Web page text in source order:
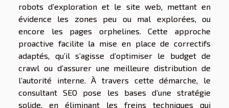
robots d’exploration et le site web, mettant en
évidence les zones peu ou mal explorées, ou
encore les pages orphelines. Cette approche
proactive facilite la mise en place de correctifs
adaptés, qu’il s’agisse d’optimiser le budget de
crawl ou d’assurer une meilleure distribution de
l’autorité interne. À travers cette démarche, le
consultant SEO pose les bases d’une stratégie
solide, en éliminant les freins techniques qui